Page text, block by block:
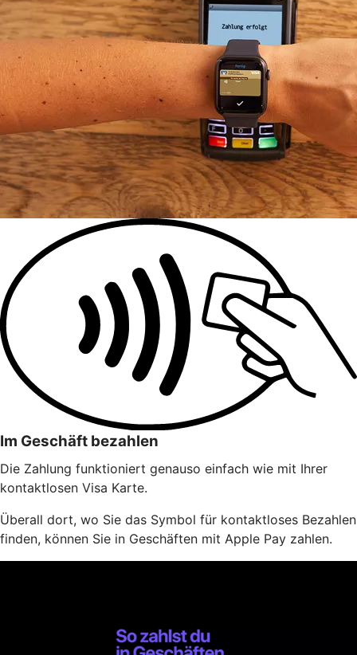
Im Geschäft bezahlen
Die Zahlung funktioniert genauso einfach wie mit Ihrer
kontaktlosen Visa Karte.
Überall dort, wo Sie das Symbol für kontaktloses Bezahlen
finden, können Sie in Geschäften mit Apple Pay zahlen.